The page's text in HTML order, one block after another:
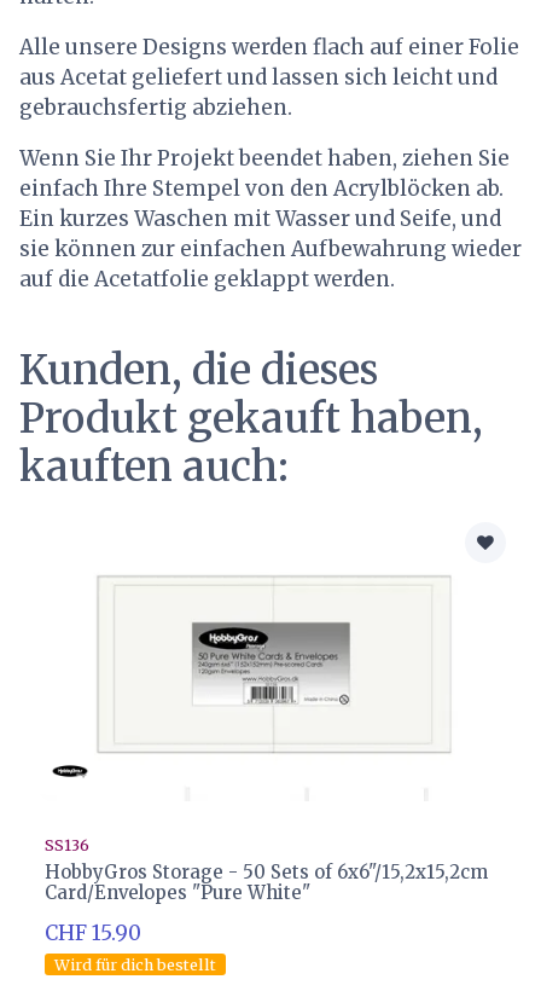
Alle unsere Designs werden flach auf einer Folie
aus Acetat geliefert und lassen sich leicht und
gebrauchsfertig abziehen.
Wenn Sie Ihr Projekt beendet haben, ziehen Sie
einfach Ihre Stempel von den Acrylblöcken ab.
Ein kurzes Waschen mit Wasser und Seife, und
sie können zur einfachen Aufbewahrung wieder
auf die Acetatfolie geklappt werden.
Kunden, die dieses
Produkt gekauft haben,
kauften auch:
SS136
HobbyGros Storage - 50 Sets of 6x6"/15,2x15,2cm
Card/Envelopes "Pure White"
CHF 15.90
Wird für dich bestellt